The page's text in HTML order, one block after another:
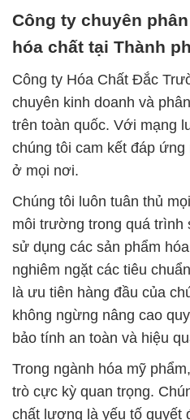
Công ty chuyên
hóa chất tại Thành
Công ty Hóa Chất Đắc
chuyên kinh doanh và
trên toàn quốc. Với mạng
chúng tôi cam kết đáp
ở mọi nơi.
Chúng tôi luôn tuân thủ
môi trường trong quá trình
sử dụng các sản phẩm
nghiêm ngặt các tiêu
là ưu tiên hàng đầu của
không ngừng nâng cao
bảo tính an toàn và hiệu
Trong ngành hóa mỹ
trò cực kỳ quan trọng.
chất lượng là yếu tố quyết